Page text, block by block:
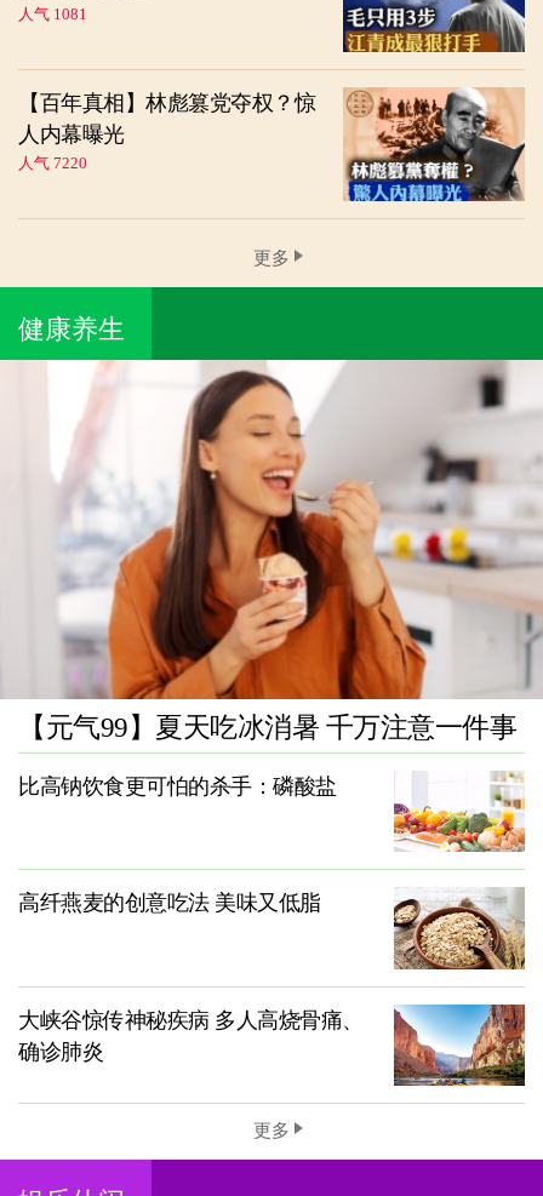
人气 1081
【百年真相】林彪篡党夺权？惊
人内幕曝光
人气 7220
更多
健康养生
【元气99】夏天吃冰消暑 千万注意一件事
比高钠饮食更可怕的杀手：磷酸盐
高纤燕麦的创意吃法 美味又低脂
大峡谷惊传神秘疾病 多人高烧骨痛、
确诊肺炎
更多